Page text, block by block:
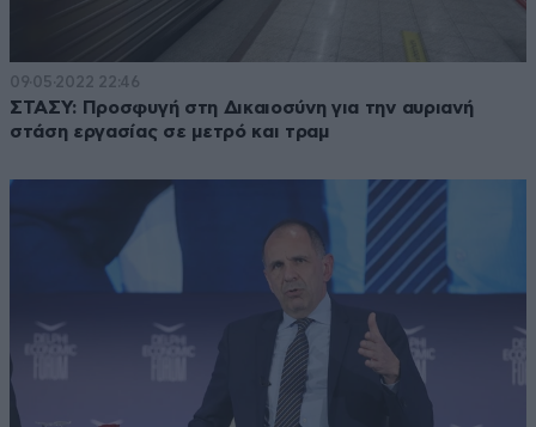
09·05·2022 22:46
ΣΤΑΣΥ: Προσφυγή στη Δικαιοσύνη για την αυριανή
στάση εργασίας σε μετρό και τραμ